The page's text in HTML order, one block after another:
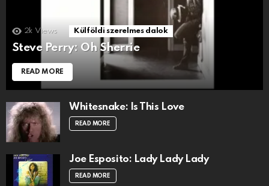
2k Views Külföldi szerelmes dalok
Steve Perry: Oh Sherrie
READ MORE
Whitesnake: Is This Love
READ MORE
Joe Esposito: Lady Lady Lady
READ MORE